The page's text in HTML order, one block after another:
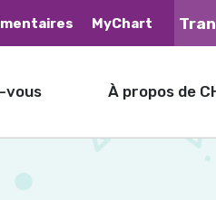
MyChart
vous À propos de